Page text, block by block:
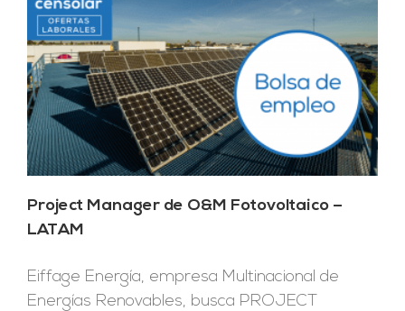
Project Manager de O&M Fotovoltaico –
LATAM
Eiffage Energía, empresa Multinacional de
Energías Renovables, busca PROJECT